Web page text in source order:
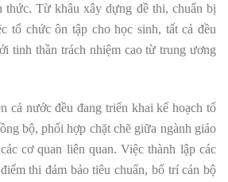
thức. Từ khâu xây dựng đề thi, chuẩn bị
tổ chức ôn tập cho học sinh, tất cả đều
tinh thần trách nhiệm cao từ trung ương
cả nước đều đang triển khai kế hoạch tổ
bộ, phối hợp chặt chẽ giữa ngành giáo
cơ quan liên quan. Việc thành lập các
thi đảm bảo tiêu chuẩn, bố trí cán bộ